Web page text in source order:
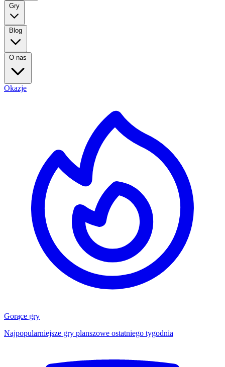
Gry
Blog
O nas
Okazje
Gorące gry
Najpopularniejsze gry planszowe ostatniego tygodnia